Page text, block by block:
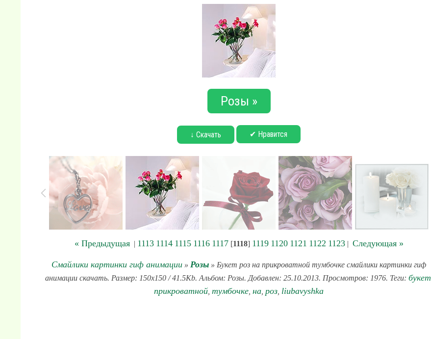
Розы »
↓ Скачать ✔ Нравится
« Предыдущая| 1113 1114 1115 1116 1117[1118] 1119 1120 1121 1122 1123| Следующая »
Смайлики картинки гиф анимации » Розы » Букет роз на прикроватной тумбочке смайлики картинки гиф
анимации скачать. Размер: 150x150 / 41.5Kb. Альбом: Розы. Добавлен: 25.10.2013. Просмотров: 1976. Теги: букет
прикроватной тумбочке на роз liubavyshka